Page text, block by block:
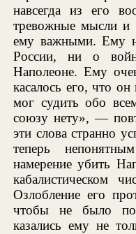
навсегда из его
тревожные мысли и
ему важными. Ему
России, ни о
Наполеоне. Ему
касалось его, что
мог судить обо
союзу нету», —
эти слова странно
теперь
намерение убить
кабалистическом
Озлобление его
чтобы не было
казались ему не